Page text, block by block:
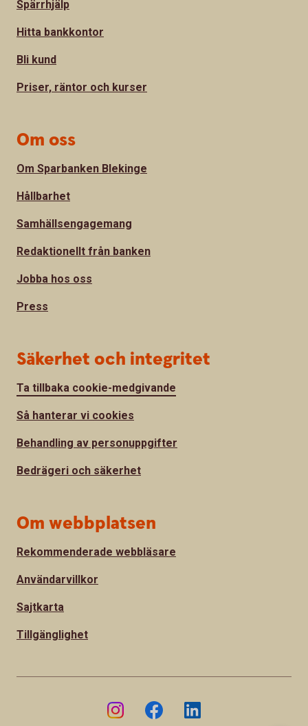
Spärrhjälp
Hitta bankkontor
Bli kund
Priser, räntor och kurser
Om oss
Om Sparbanken Blekinge
Hållbarhet
Samhällsengagemang
Redaktionellt från banken
Jobba hos oss
Press
Säkerhet och integritet
Ta tillbaka cookie-medgivande
Så hanterar vi cookies
Behandling av personuppgifter
Bedrägeri och säkerhet
Om webbplatsen
Rekommenderade webbläsare
Användarvillkor
Sajtkarta
Tillgänglighet